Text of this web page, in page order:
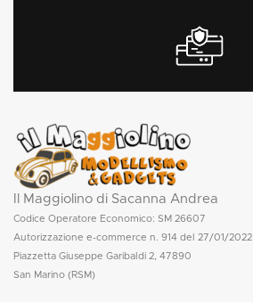
Il Maggiolino di Sacanna Andrea
Codice Operatore Economico: SM 26607
Autorizzazione e-commerce n. 914 del 27/01/2022
Piazzetta Giuseppe Garibaldi 2, 47890
San Marino (RSM)